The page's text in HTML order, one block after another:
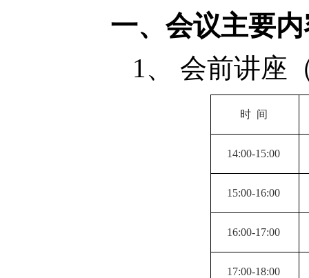
一、会议主要
1、 会前讲座
时 间
14:00-15:00
15:00-16:00
16:00-17:00
17:00-18:00